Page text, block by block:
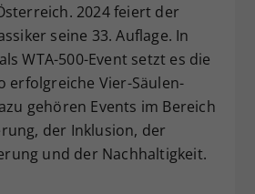
2024 feiert der
seine 33. Auflage. In
WTA-500-Event setzt es die
erfolgreiche Vier-Säulen-
gehören Events im Bereich
der Inklusion, der
und der Nachhaltigkeit.